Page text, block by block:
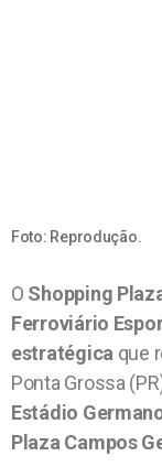
Foto: Reprodução.
O Shopping
Ferroviário
estratégica que
Ponta Grossa
Estádio
Plaza Campos